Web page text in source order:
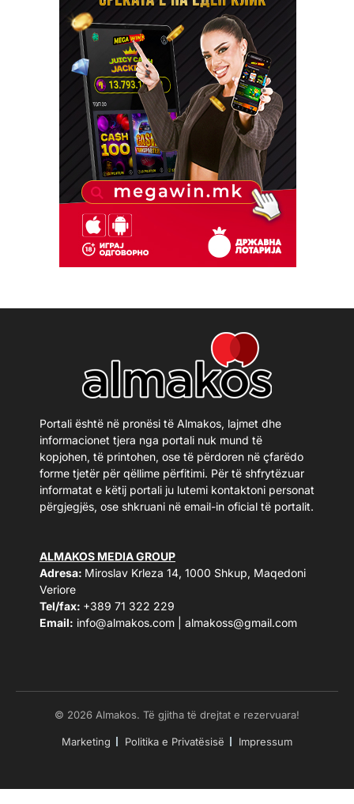
Portali është në pronësi të Almakos, lajmet dhe
informacionet tjera nga portali nuk mund të
kopjohen, të printohen, ose të përdoren në çfarëdo
forme tjetër për qëllime përfitimi. Për të shfrytëzuar
informatat e këtij portali ju lutemi kontaktoni personat
përgjegjës, ose shkruani në email-in oficial të portalit.
ALMAKOS MEDIA GROUP
Adresa: Miroslav Krleza 14, 1000 Shkup, Maqedoni
Veriore
Tel/fax: +389 71 322 229
Email: info@almakos.com almakoss@gmail.com
© 2026 Almakos. Të gjitha të drejtat e rezervuara!
Marketing Politika e Privatësisë Impressum